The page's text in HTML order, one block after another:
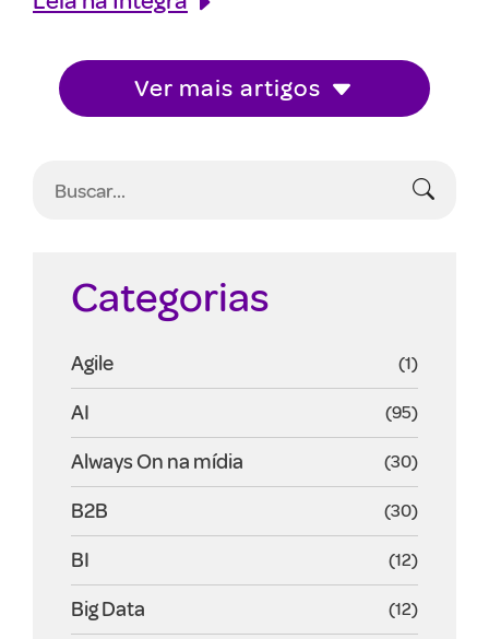
Ver mais artigos
Categorias
Agile (1)
AI (95)
Always On na mídia (30)
B2B (30)
BI (12)
Big Data (12)